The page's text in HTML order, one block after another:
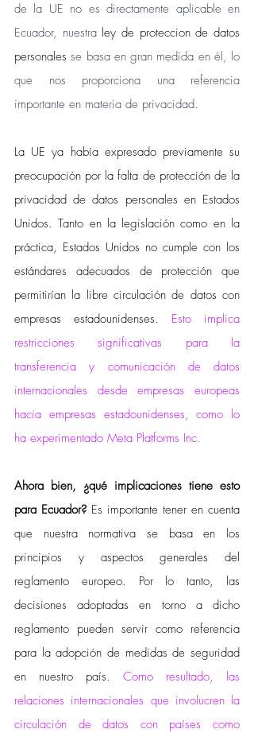
de la UE no es directamente aplicable en
Ecuador, nuestra ley de proteccion de datos
personales se basa en gran medida en él, lo
que nos proporciona una referencia
importante en materia de privacidad.
La UE ya había expresado previamente su
preocupación por la falta de protección de la
privacidad de datos personales en Estados
Unidos. Tanto en la legislación como en la
práctica, Estados Unidos no cumple con los
estándares adecuados de protección que
permitirían la libre circulación de datos con
empresas estadounidenses. Esto implica
restricciones significativas para la
transferencia y comunicación de datos
internacionales desde empresas europeas
hacia empresas estadounidenses, como lo
ha experimentado Meta Platforms Inc.
Ahora bien, ¿qué implicaciones tiene esto
para Ecuador? Es importante tener en cuenta
que nuestra normativa se basa en los
principios y aspectos generales del
reglamento europeo. Por lo tanto, las
decisiones adoptadas en torno a dicho
reglamento pueden servir como referencia
para la adopción de medidas de seguridad
en nuestro país. Como resultado, las
relaciones internacionales que involucren la
circulación de datos con países como